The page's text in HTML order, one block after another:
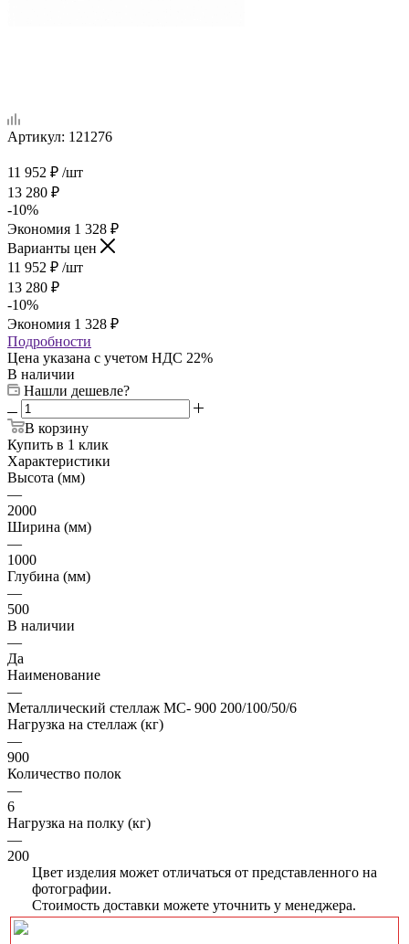
Артикул: 121276
11 952 ₽ /шт
13 280 ₽
-10%
Экономия 1 328 ₽
Варианты цен
11 952 ₽ /шт
13 280 ₽
-10%
Экономия 1 328 ₽
Подробности
Цена указана с учетом НДС 22%
В наличии
Нашли дешевле?
В корзину
Купить в 1 клик
Характеристики
Высота (мм)
—
2000
Ширина (мм)
—
1000
Глубина (мм)
—
500
В наличии
—
Да
Наименование
—
Металлический стеллаж МС- 900 200/100/50/6
Нагрузка на стеллаж (кг)
—
900
Количество полок
—
6
Нагрузка на полку (кг)
—
200
Цвет изделия может отличаться от представленного на
фотографии.
Стоимость доставки можете уточнить у менеджера.